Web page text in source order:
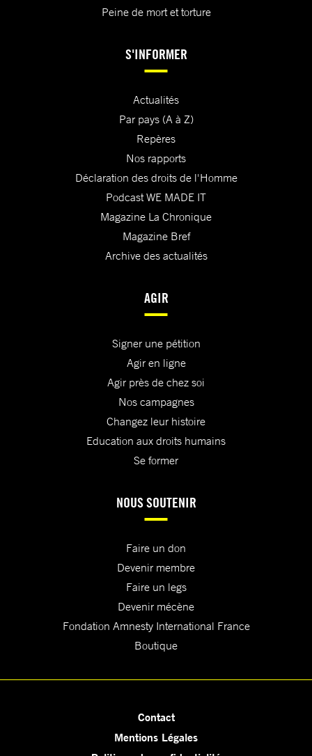
Peine de mort et torture
S'INFORMER
Actualités
Par pays (A à Z)
Repères
Nos rapports
Déclaration des droits de l'Homme
Podcast WE MADE IT
Magazine La Chronique
Magazine Bref
Archive des actualités
AGIR
Signer une pétition
Agir en ligne
Agir près de chez soi
Nos campagnes
Changez leur histoire
Education aux droits humains
Se former
NOUS SOUTENIR
Faire un don
Devenir membre
Faire un legs
Devenir mécène
Fondation Amnesty International France
Boutique
Contact
Mentions Légales